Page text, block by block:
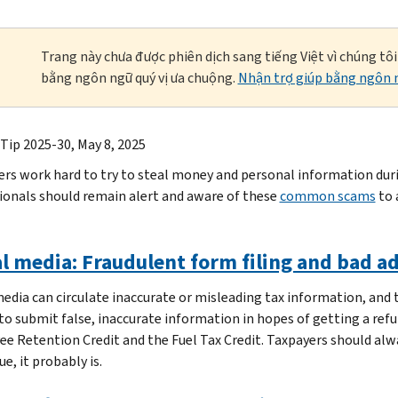
Trang này chưa được phiên dịch sang tiếng Việt vì chúng
bằng ngôn ngữ quý vị ưa chuộng. Nhận trợ giúp bằng ngôn
2025-30, May 8, 2025
work hard to try to steal money and personal information
should remain alert and aware of thesecommon scams to
media: Fraudulent form filing and bad
can circulate inaccurate or misleading tax information, and
submit false, inaccurate information in hopes of getting a
Retention Credit and the Fuel Tax Credit. Taxpayers should
it probably is.